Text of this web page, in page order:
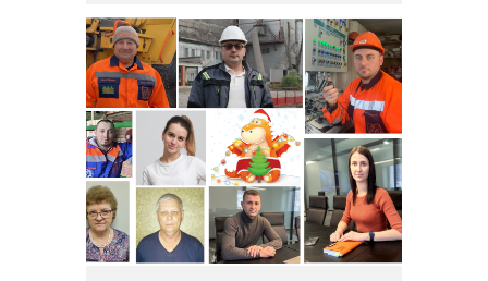
info@vostokcement.ru